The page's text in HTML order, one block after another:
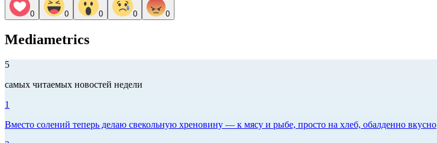
0 0 0 0 0
Mediametrics
5
самых читаемых новостей недели
1
Вместо солений теперь делаю свекольную хреновину — к мясу и рыбе, просто на хлеб, обалденно вкусно